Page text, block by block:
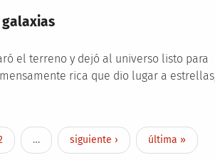
el terreno y dejó al universo listo para
rica que dio lugar a estrellas,
… Siguiente página
siguiente › Última página
última »